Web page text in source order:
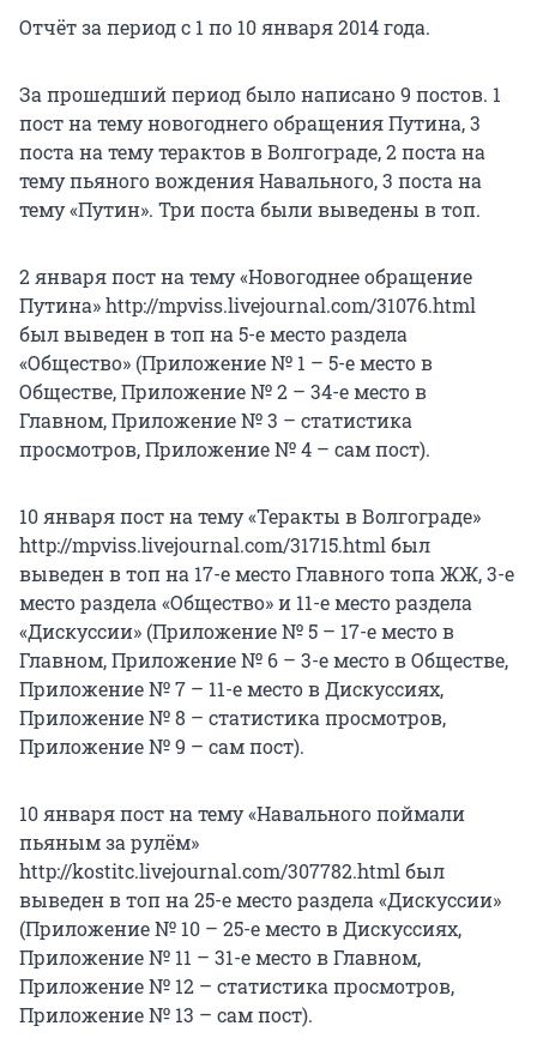
Отчёт за период с 1 по 10 января 2014 года.
За прошедший период было написано 9 постов. 1
пост на тему новогоднего обращения Путина, 3
поста на тему терактов в Волгограде, 2 поста на
тему пьяного вождения Навального, 3 поста на
тему «Путин». Три поста были выведены в топ.
2 января пост на тему «Новогоднее обращение
Путина» http://mpviss.livejournal.com/31076.html
был выведен в топ на 5-е место раздела
«Общество» (Приложение № 1 – 5-е место в
Обществе, Приложение № 2 – 34-е место в
Главном, Приложение № 3 – статистика
просмотров, Приложение № 4 – сам пост).
10 января пост на тему «Теракты в Волгограде»
http://mpviss.livejournal.com/31715.html был
выведен в топ на 17-е место Главного топа ЖЖ, 3-е
место раздела «Общество» и 11-е место раздела
«Дискуссии» (Приложение № 5 – 17-е место в
Главном, Приложение № 6 – 3-е место в Обществе,
Приложение № 7 – 11-е место в Дискуссиях,
Приложение № 8 – статистика просмотров,
Приложение № 9 – сам пост).
10 января пост на тему «Навального поймали
пьяным за рулём»
http://kostitc.livejournal.com/307782.html был
выведен в топ на 25-е место раздела «Дискуссии»
(Приложение № 10 – 25-е место в Дискуссиях,
Приложение № 11 – 31-е место в Главном,
Приложение № 12 – статистика просмотров,
Приложение № 13 – сам пост).